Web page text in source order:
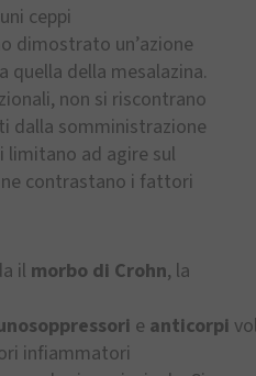
ceppi
dimostrato un’azione
della mesalazina.
non si riscontrano
dalla somministrazione
limitano ad agire sul
contrastano i fattori
il morbo di Crohn, la
e anticorpi
infiammatori